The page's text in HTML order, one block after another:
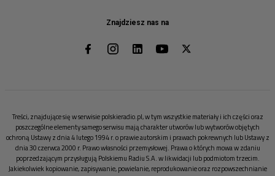
Znajdziesz nas na
Treści, znajdujące się w serwisie polskieradio.pl, w tym wszystkie materiały i ich części oraz
poszczególne elementy samego serwisu mają charakter utworów lub wytworów objętych
ochroną Ustawy z dnia 4 lutego 1994 r. o prawie autorskim i prawach pokrewnych lub Ustawy z
dnia 30 czerwca 2000 r. Prawo własności przemysłowej. Prawa o których mowa w zdaniu
poprzedzającym przysługują Polskiemu Radiu S.A. w likwidacji lub podmiotom trzecim.
Jakiekolwiek kopiowanie, zapisywanie, powielanie, reprodukowanie oraz rozpowszechnianie